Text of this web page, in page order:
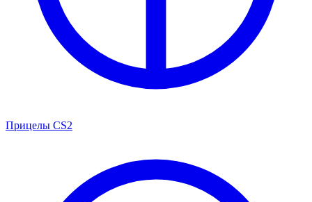
Прицелы CS2